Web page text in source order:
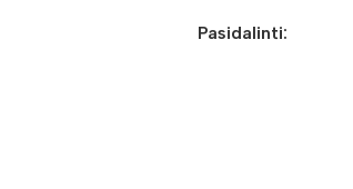
Pasidalinti: